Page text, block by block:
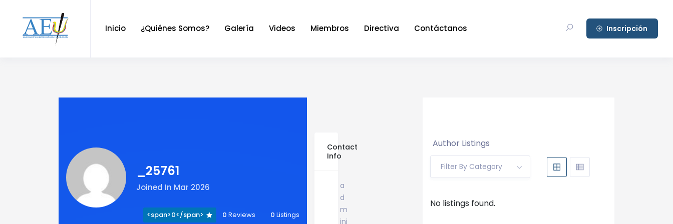
Inicio ¿Quiénes Somos? Galería Videos Miembros Directiva Contáctanos Inscripción
_25761
Joined In Mar 2026
<span>0</span> 0 Reviews 0 Listings
Contact
Info
a
d
m
ini
Author Listings
Filter By Category
No listings found.